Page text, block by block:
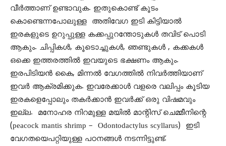
വീർത്താണ് ഉണ്ടാവുക. ഇതുകൊണ്ട് കൂടം
കൊണ്ടെന്നപോലുള്ള അതിവേഗ ഇടി കിട്ടിയാൽ
ഇരകളുടെ ഉറുപ്പുള്ള കക്കപ്പുറന്തോടുകൾ തവിട് പൊടി
ആകും. ചിപ്പികൾ, കൂടൊച്ചുകൾ, ഞണ്ടുകൾ , കക്കകൾ
ഒക്കെ ഇത്തരത്തിൽ ഇവയുടെ ഭക്ഷണം ആകും.
ഇരപിടിയൻ കൈ, മിന്നൽ വേഗത്തിൽ നിവർത്തിയാണ്
ഇവർ ആക്രമിക്കുക. ഇവരേക്കാൾ വളരെ വലിപ്പം കൂടിയ
ഇരകളെപ്പോലും തകർക്കാൻ ഇവർക്ക് ഒരു വിഷമവും
ഇല്ല. മനോഹര നിറമുള്ള മയിൽ മാന്റിസ് ചെമ്മീനിന്റെ
(peacock mantis shrimp – Odontodactylus scyllarus) ഇടി
വേഗതയെപറ്റിയുള്ള പഠനങ്ങൾ നടന്നിട്ടുണ്ട്.